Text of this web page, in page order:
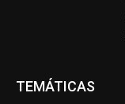
TEMÁTICAS